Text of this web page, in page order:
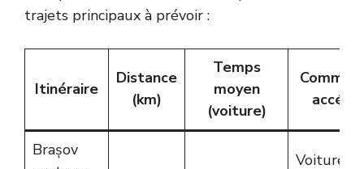
trajets principaux à prévoir :
Itinéraire
Distance
(km)
Temps
moyen
(voiture)
Brașov
Voiture,